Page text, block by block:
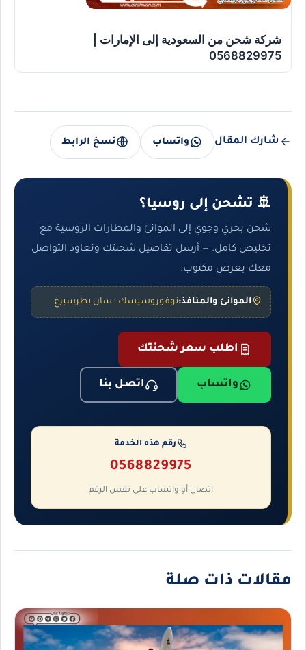
شركة شحن من السعودية إلى الإمارات |
0568829975
شارك المقال واتساب نسخ الرابط
🚢 تشحن إلى روسيا؟
شحن بحري وجوي إلى الموانئ والمطارات الروسية مع
تخليص كامل. — أرسل تفاصيل شحنتك ونعاود التواصل
معك بعرض مكتوب.
الموانئ والمنافذ:نوفوروسيسك · سان بطرسبرغ
اطلب سعر شحنتك
واتساب اتصل بنا
رقم هذه الخدمة
0568829975
اتصال أو واتساب على نفس الرقم
مقالات ذات صلة